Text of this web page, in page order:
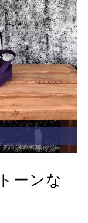
ーンな